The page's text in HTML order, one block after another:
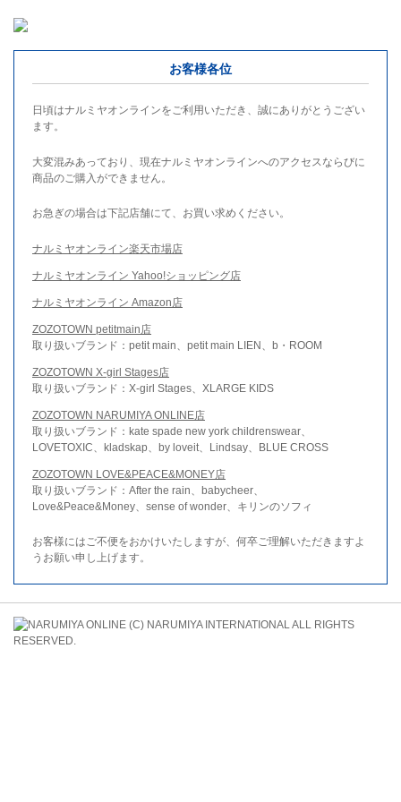
お客様各位
日頃はナルミヤオンラインをご利用いただき、誠にありがとうござい
ます。
大変混みあっており、現在ナルミヤオンラインへのアクセスならびに
商品のご購入ができません。
お急ぎの場合は下記店舗にて、お買い求めください。
ナルミヤオンライン楽天市場店
ナルミヤオンライン Yahoo!ショッピング店
ナルミヤオンライン Amazon店
ZOZOTOWN petitmain店
取り扱いブランド：petit main、petit main LIEN、b・ROOM
ZOZOTOWN X-girl Stages店
取り扱いブランド：X-girl Stages、XLARGE KIDS
ZOZOTOWN NARUMIYA ONLINE店
取り扱いブランド：kate spade new york childrenswear、
LOVETOXIC、kladskap、by loveit、Lindsay、BLUE CROSS
ZOZOTOWN LOVE&PEACE&MONEY店
取り扱いブランド：After the rain、babycheer、
Love&Peace&Money、sense of wonder、キリンのソフィ
お客様にはご不便をおかけいたしますが、何卒ご理解いただきますよ
うお願い申し上げます。